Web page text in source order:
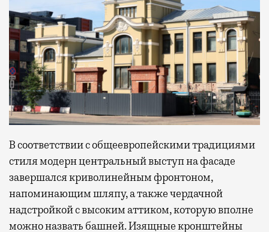
В соответствии с общеевропейскими традициями
стиля модерн центральный выступ на фасаде
завершался криволинейным фронтоном,
напоминающим шляпу, а также чердачной
надстройкой с высоким аттиком, которую вполне
можно назвать башней. Изящные кронштейны